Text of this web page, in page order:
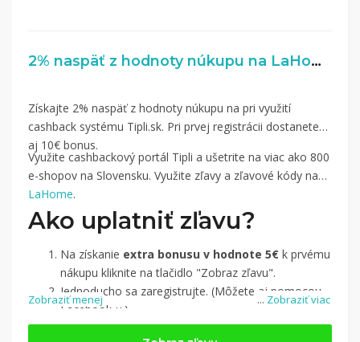
2% naspäť z hodnoty núkupu na LaHome.sk
... Zobraziť viac
Získajte 2% naspäť z hodnoty núkupu na pri využití
cashback systému Tipli.sk. Pri prvej registrácii dostanete
aj 10€ bonus.
Využite cashbackový portál Tipli a ušetrite na viac ako 800
e-shopov na Slovensku. Využite zľavy a zľavové kódy na
LaHome.
Ako uplatniť zľavu?
Na získanie extra bonusu v hodnote 5€ k prvému
nákupu kliknite na tlačidlo "Zobraz zľavu".
Jednoducho sa zaregistrujte. (Môžete aj pomocou
Facebook-u.)
Jednoducho sinájdite obchod, pomocou služby
Zobraziť menej